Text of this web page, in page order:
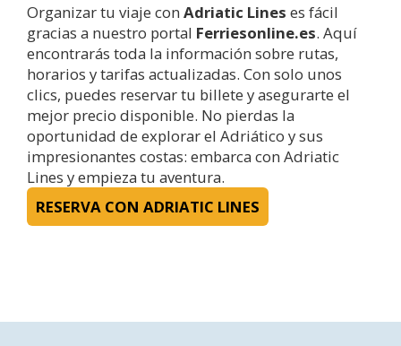
Organizar tu viaje con Adriatic Lines es fácil
gracias a nuestro portal Ferriesonline.es. Aquí
encontrarás toda la información sobre rutas,
horarios y tarifas actualizadas. Con solo unos
clics, puedes reservar tu billete y asegurarte el
mejor precio disponible. No pierdas la
oportunidad de explorar el Adriático y sus
impresionantes costas: embarca con Adriatic
Lines y empieza tu aventura.
RESERVA CON ADRIATIC LINES